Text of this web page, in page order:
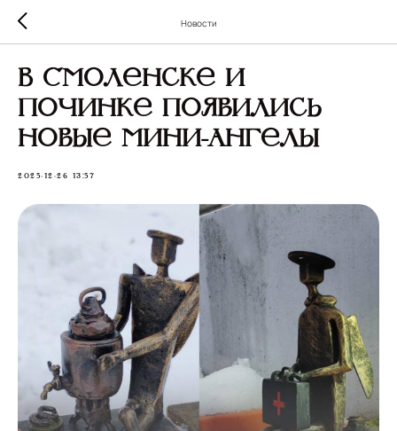
Новости
В Смоленске и
Починке появились
новые мини-ангелы
2025-12-26 13:57